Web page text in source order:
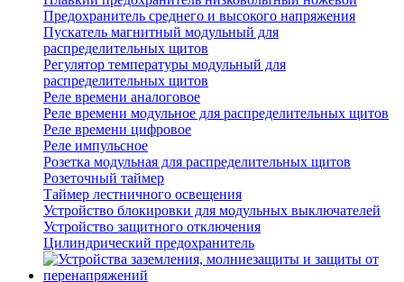
Предохранитель среднего и высокого напряжения
Пускатель магнитный модульный для
распределительных щитов
Регулятор температуры модульный для
распределительных щитов
Реле времени аналоговое
Реле времени модульное для распределительных щитов
Реле времени цифровое
Реле импульсное
Розетка модульная для распределительных щитов
Розеточный таймер
Таймер лестничного освещения
Устройство блокировки для модульных выключателей
Устройство защитного отключения
Цилиндрический предохранитель